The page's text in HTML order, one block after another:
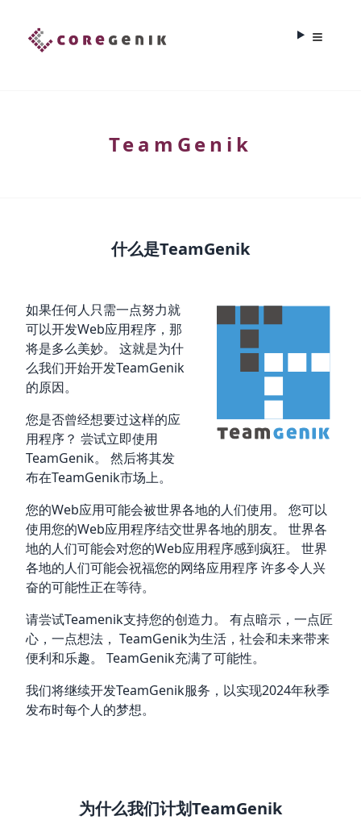
TeamGenik
什么是TeamGenik
如果任何人只需一点努力就
可以开发Web应用程序，那
将是多么美妙。 这就是为什
么我们开始开发TeamGenik
的原因。
您是否曾经想要过这样的应
用程序？ 尝试立即使用
TeamGenik。 然后将其发
布在TeamGenik市场上。
您的Web应用可能会被世界各地的人们使用。 您可以
使用您的Web应用程序结交世界各地的朋友。 世界各
地的人们可能会对您的Web应用程序感到疯狂。 世界
各地的人们可能会祝福您的网络应用程序 许多令人兴
奋的可能性正在等待。
请尝试Teamenik支持您的创造力。 有点暗示，一点匠
心，一点想法， TeamGenik为生活，社会和未来带来
便利和乐趣。 TeamGenik充满了可能性。
我们将继续开发TeamGenik服务，以实现2024年秋季
发布时每个人的梦想。
为什么我们计划TeamGenik